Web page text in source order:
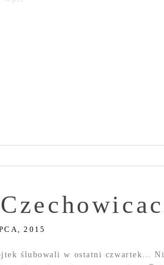
2015
ślubowali w ostatni czwartek…